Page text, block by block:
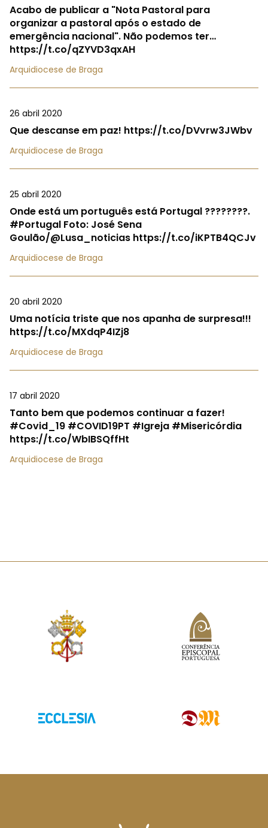
Acabo de publicar a "Nota Pastoral para
organizar a pastoral após o estado de
emergência nacional". Não podemos ter…
https://t.co/qZYVD3qxAH
Arquidiocese de Braga
26 abril 2020
Que descanse em paz! https://t.co/DVvrw3JWbv
Arquidiocese de Braga
25 abril 2020
Onde está um português está Portugal ????????.
#Portugal Foto: José Sena
Goulão/@Lusa_noticias https://t.co/iKPTB4QCJv
Arquidiocese de Braga
20 abril 2020
Uma notícia triste que nos apanha de surpresa!!!
https://t.co/MXdqP4IZj8
Arquidiocese de Braga
17 abril 2020
Tanto bem que podemos continuar a fazer!
#Covid_19 #COVID19PT #Igreja #Misericórdia
https://t.co/WbIBSQffHt
Arquidiocese de Braga